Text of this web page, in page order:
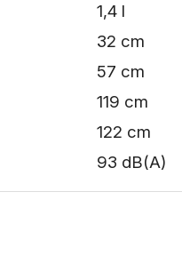
1,4 l
32 cm
57 cm
119 cm
122 cm
93 dB(A)